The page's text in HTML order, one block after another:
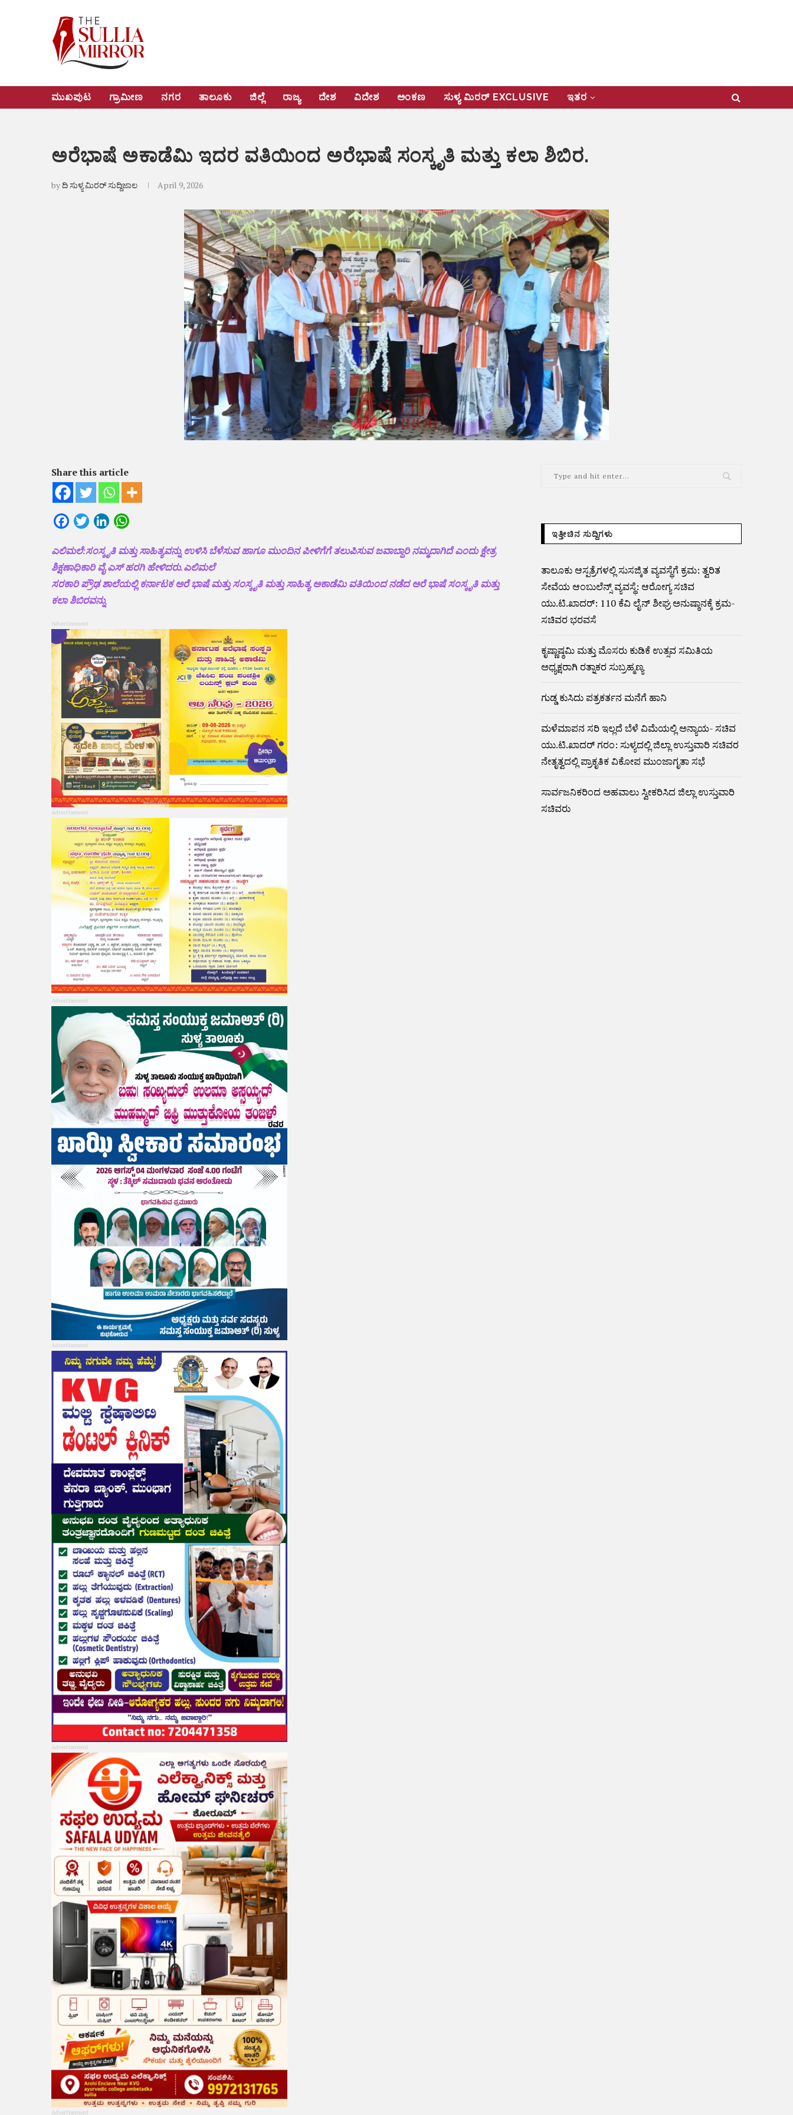
ಮುಖಪುಟ ಗ್ರಾಮೀಣ ನಗರ ತಾಲೂಕು ಜಿಲ್ಲೆ ರಾಜ್ಯ ದೇಶ ವಿದೇಶ ಅಂಕಣ ಸುಳ್ಯ ಮಿರರ್‌ EXCLUSIVE ಇತರ
ಅರೆಭಾಷೆ ಅಕಾಡೆಮಿ ಇದರ ವತಿಯಿಂದ ಅರೆಭಾಷೆ ಸಂಸ್ಕೃತಿ ಮತ್ತು ಕಲಾ ಶಿಬಿರ.
byದಿ ಸುಳ್ಯ ಮಿರರ್ ಸುದ್ದಿಜಾಲ April 9, 2026
Share this article
FacebookTwitterLinkedIn
ಎಲಿಮಲೆ:ಸಂಸ್ಕೃತಿ ಮತ್ತು ಸಾಹಿತ್ಯವನ್ನು ಉಳಿಸಿ ಬೆಳೆಸುವ ಹಾಗೂ ಮುಂದಿನ ಪೀಳಿಗೆಗೆ ತಲುಪಿಸುವ ಜವಾಬ್ದಾರಿ ನಮ್ಮದಾಗಿದೆ ಎಂದು ಕ್ಷೇತ್ರ
ಶಿಕ್ಷಣಾಧಿಕಾರಿ ವೈ ಎಸ್ ಹರಗಿ ಹೇಳಿದರು.ಎಲಿಮಲೆ
ಸರಕಾರಿ ಪ್ರೌಢ ಶಾಲೆಯಲ್ಲಿ ಕರ್ನಾಟಕ ಅರೆ ಭಾಷೆ ಮತ್ತು ಸಂಸ್ಕೃತಿ ಮತ್ತು ಸಾಹಿತ್ಯ ಅಕಾಡೆಮಿ ವತಿಯಿಂದ ನಡೆದ ಅರೆ ಭಾಷೆ ಸಂಸ್ಕೃತಿ ಮತ್ತು
ಕಲಾ ಶಿಬಿರವನ್ನು
Advertisement
Advertisement
Advertisement
Advertisement
Advertisement
Advertisement
ಇತ್ತೀಚಿನ ಸುದ್ದಿಗಳು
ತಾಲೂಕು ಆಸ್ಪತ್ರೆಗಳಲ್ಲಿ ಸುಸಜ್ಕಿತ ವ್ಯವಸ್ಥೆಗೆ ಕ್ರಮ: ತ್ವರಿತ
ಸೇವೆಯ ಆಂಬುಲೆನ್ಸ್ ವ್ಯವಸ್ಥೆ: ಆರೋಗ್ಯ ಸಚಿವ
ಯು.ಟಿ.ಖಾದರ್: 110 ಕೆವಿ ಲೈನ್ ಶೀಘ್ರ ಅನುಷ್ಠಾನಕ್ಕೆ ಕ್ರಮ-
ಸಚಿವರ ಭರವಸೆ
ಕೃಷ್ಣಾಷ್ಠಮಿ ಮತ್ತು ಮೊಸರು ಕುಡಿಕೆ ಉತ್ಸವ ಸಮಿತಿಯ
ಅಧ್ಯಕ್ಷರಾಗಿ ರತ್ನಾಕರ ಸುಬ್ರಹ್ಮಣ್ಯ
ಗುಡ್ಡ ಕುಸಿದು ಪತ್ರಕರ್ತನ ಮನೆಗೆ ಹಾನಿ
ಮಳೆಮಾಪನ ಸರಿ ಇಲ್ಲದೆ ಬೆಳೆ ವಿಮೆಯಲ್ಲಿ ಅನ್ಯಾಯ- ಸಚಿವ
ಯು.ಟಿ.ಖಾದರ್ ಗರಂ: ಸುಳ್ಯದಲ್ಲಿ ಜಿಲ್ಲಾ ಉಸ್ತುವಾರಿ ಸಚಿವರ
ನೇತೃತ್ವದಲ್ಲಿ ಪ್ರಾಕೃತಿಕ ವಿಕೋಪ ಮುಂಜಾಗೃತಾ ಸಭೆ
ಸಾರ್ವಜನಿಕರಿಂದ ಅಹವಾಲು ಸ್ವೀಕರಿಸಿದ ಜಿಲ್ಲಾ ಉಸ್ತುವಾರಿ
ಸಚಿವರು